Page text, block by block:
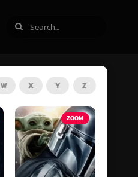
W X Y Z
TV